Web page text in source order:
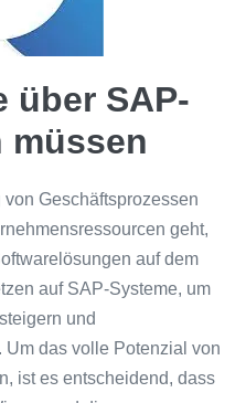
über SAP-
müssen
Geschäftsprozessen
geht,
auf dem
auf SAP-Systeme, um
und
das volle Potenzial von
ist es entscheidend, dass